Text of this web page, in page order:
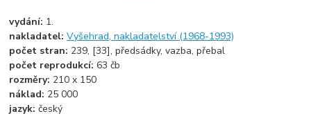
vydání: 1.
nakladatel:Vyšehrad, nakladatelství (1968-1993)
počet stran: 239, [33], předsádky, vazba, přebal
počet reprodukcí:63 čb
rozměry: 210 x 150
náklad: 25 000
jazyk:český